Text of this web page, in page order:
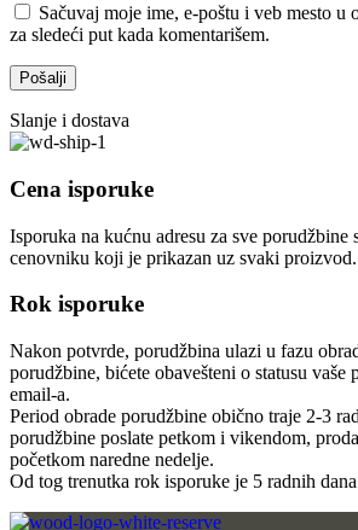
Sačuvaj moje ime, e-poštu i veb mesto u
za sledeći put kada komentarišem.
Slanje i dostava
Cena isporuke
Isporuka na kućnu adresu za sve porudžbine
cenovniku koji je prikazan uz svaki proizvod.
Rok isporuke
Nakon potvrde, porudžbina ulazi u fazu
porudžbine, bićete obavešteni o statusu vaše
email-a.
Period obrade porudžbine obično traje 2-3
porudžbine poslate petkom i vikendom,
početkom naredne nedelje.
Od tog trenutka rok isporuke je 5 radnih